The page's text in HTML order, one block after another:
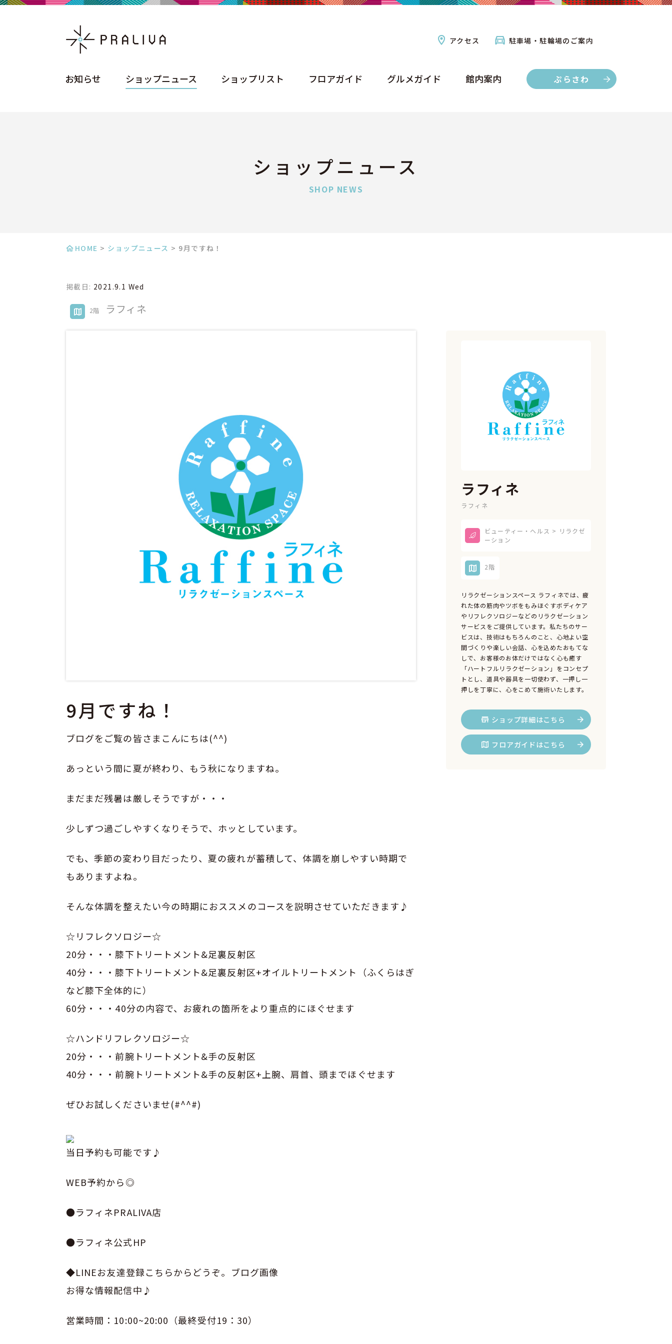
アクセス 駐車場・駐輪場のご案内
お知らせ ショップニュース ショップリスト フロアガイド グルメガイド 館内案内 ぷらさわ
ショップニュース
SHOP NEWS
HOME > ショップニュース > 9月ですね！
掲載日: 2021.9.1 Wed
2階 ラフィネ
9月ですね！
ブログをご覧の皆さまこんにちは(^^)
あっという間に夏が終わり、もう秋になりますね。
まだまだ残暑は厳しそうですが・・・
少しずつ過ごしやすくなりそうで、ホッとしています。
でも、季節の変わり目だったり、夏の疲れが蓄積して、体調を崩しやすい時期で
もありますよね。
そんな体調を整えたい今の時期におススメのコースを説明させていただきます♪
☆リフレクソロジー☆
20分・・・膝下トリートメント&足裏反射区
40分・・・膝下トリートメント&足裏反射区+オイルトリートメント（ふくらはぎ
など膝下全体的に）
60分・・・40分の内容で、お疲れの箇所をより重点的にほぐせます
☆ハンドリフレクソロジー☆
20分・・・前腕トリートメント&手の反射区
40分・・・前腕トリートメント&手の反射区+上腕、肩首、頭までほぐせます
ぜひお試しくださいませ(#^^#)
当日予約も可能です♪
WEB予約から◎
●ラフィネPRALIVA店
●ラフィネ公式HP
◆LINEお友達登録こちらからどうぞ。ブログ画像
お得な情報配信中♪
営業時間：10:00~20:00（最終受付19：30）
ラフィネ
ラフィネ
ビューティー・ヘルス > リラクゼ
ーション
2階
リラクゼーションスペース ラフィネでは、疲
れた体の筋肉やツボをもみほぐすボディケア
やリフレクソロジーなどのリラクゼーション
サービスをご提供しています。私たちのサー
ビスは、技術はもちろんのこと、心地よい空
間づくりや楽しい会話、心を込めたおもてな
しで、お客様のお体だけではなく心も癒す
「ハートフルリラクゼーション」をコンセプ
トとし、道具や器具を一切使わず、一押し一
押しを丁寧に、心をこめて施術いたします。
ショップ詳細はこちら
フロアガイドはこちら